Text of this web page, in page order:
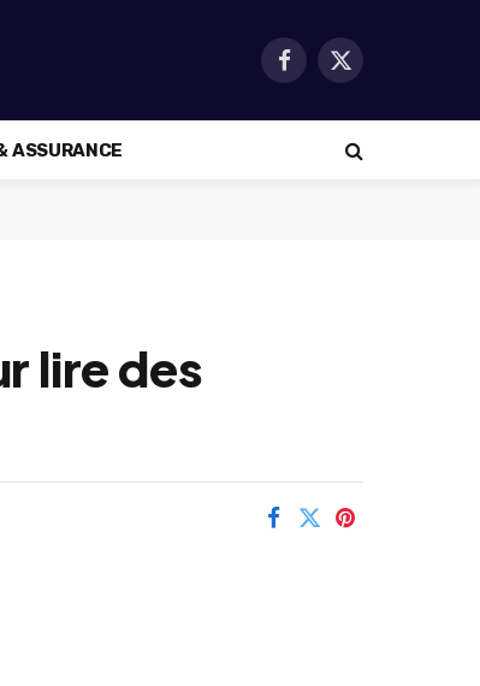
Facebook
X
ASSURANCE
lire des